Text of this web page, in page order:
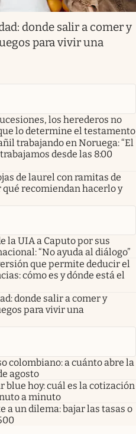
donde salir a comer y
para vivir una
los herederos no
lo determine el testamento
trabajando en Noruega: “El
desde las 8:00
de laurel con ramitas de
qué recomiendan hacerlo y
la UIA a Caputo por sus
“No ayuda al diálogo”
que permite deducir el
cómo es y dónde está el
donde salir a comer y
para vivir una
colombiano: a cuánto abre la
agosto
blue hoy: cuál es la cotización
a minuto
a un dilema: bajar las tasas o